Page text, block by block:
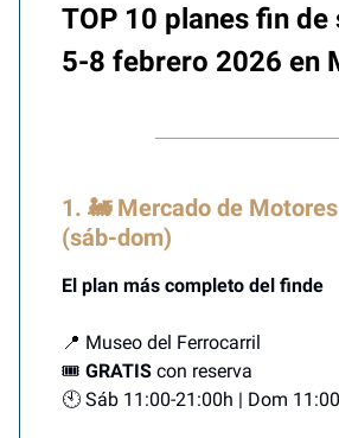
TOP 10 planes fin de
5-8 febrero 2026 en
1. 🚂 Mercado de
(sáb-dom)
El plan más completo del finde
📍 Museo del Ferrocarril
🎟️ GRATIS con reserva
🕙 Sáb 11:00-21:00h | Dom